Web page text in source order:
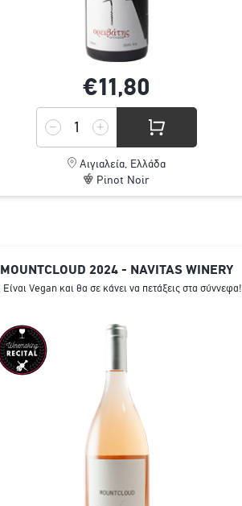
€11,80
Αιγιαλεία, Ελλάδα
Pinot Noir
MOUNTCLOUD 2024 - NAVITAS WINERY
Είναι Vegan και θα σε κάνει να πετάξεις στα σύννεφα!